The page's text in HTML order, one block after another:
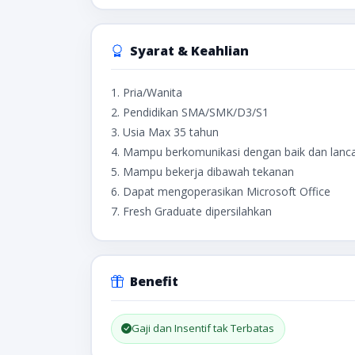
Syarat & Keahlian
1. Pria/Wanita
2. Pendidikan SMA/SMK/D3/S1
3. Usia Max 35 tahun
4. Mampu berkomunikasi dengan baik dan
5. Mampu bekerja dibawah tekanan
6. Dapat mengoperasikan Microsoft Office
7. Fresh Graduate dipersilahkan
Benefit
Gaji dan Insentif tak Terbatas